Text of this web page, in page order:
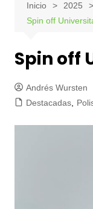
Inicio 2025
Spin off
Spin off
Andrés Wursten
Destacadas,